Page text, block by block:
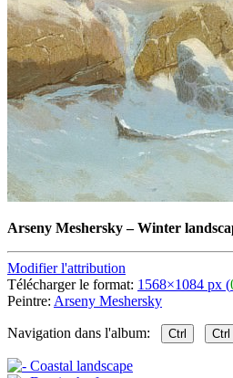
Arseny Meshersky–Winter
Modifier l'attribution
Télécharger le format: 1568×1084 px (
Peintre: Arseny Meshersky
Navigation dans l'album: Ctrl Ctrl